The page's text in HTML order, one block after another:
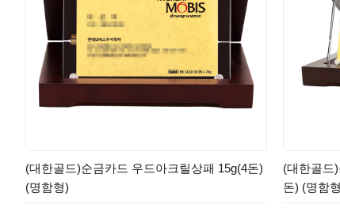
(대한골드)순금카드 우드아크릴상패 15g(4돈)
(명함형)
(대한골드
돈) (명함